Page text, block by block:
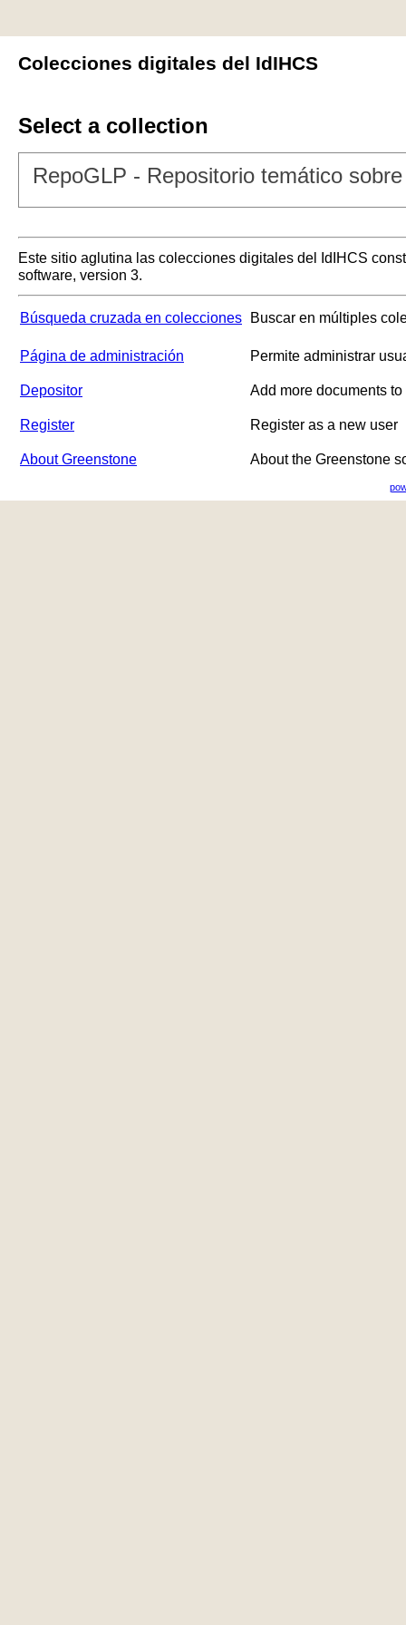
Colecciones digitales del IdIHCS
Select a collection
RepoGLP - Repositorio temático
Este sitio aglutina las colecciones digitales del IdIHCS
software, version 3.
Búsqueda cruzada en colecciones Buscar en múltiples
Página de administración Permite administrar
Depositor Add more documents
Register Register as a new user
About Greenstone About the Greenstone